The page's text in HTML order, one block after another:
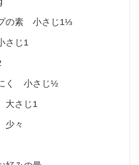
の素 小さじ1⅓
さじ1
く 小さじ½
大さじ1
少々